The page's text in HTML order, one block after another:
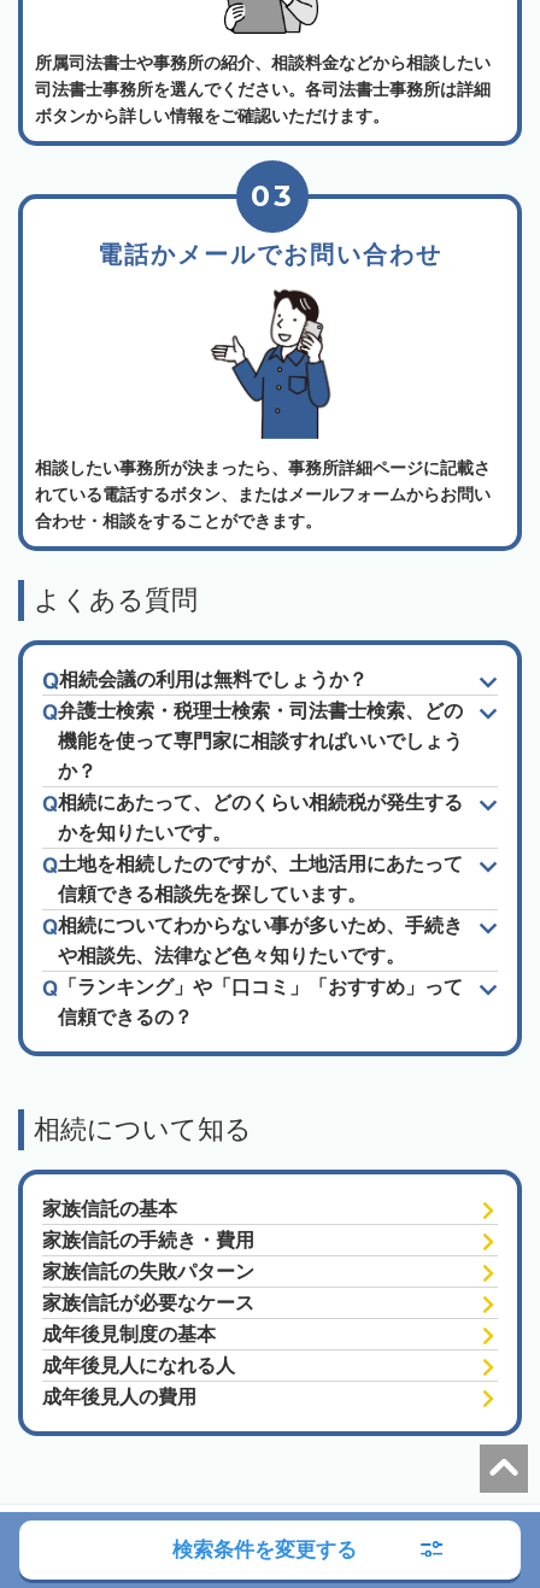
所属司法書士や事務所の紹介、相談料金などから相談したい
司法書士事務所を選んでください。各司法書士事務所は詳細
ボタンから詳しい情報をご確認いただけます。
電話かメールでお問い合わせ
03
相談したい事務所が決まったら、事務所詳細ページに記載さ
れている電話するボタン、またはメールフォームからお問い
合わせ・相談をすることができます。
よくある質問
相続会議の利用は無料でしょうか？
弁護士検索・税理士検索・司法書士検索、どの
機能を使って専門家に相談すればいいでしょう
か？
相続にあたって、どのくらい相続税が発生する
かを知りたいです。
土地を相続したのですが、土地活用にあたって
信頼できる相談先を探しています。
相続についてわからない事が多いため、手続き
や相談先、法律など色々知りたいです。
「ランキング」や「口コミ」「おすすめ」って
信頼できるの？
相続について知る
家族信託の基本
家族信託の手続き・費用
家族信託の失敗パターン
家族信託が必要なケース
成年後見制度の基本
成年後見人になれる人
成年後見人の費用
検索条件を変更する
朝日新聞社の関連サイト